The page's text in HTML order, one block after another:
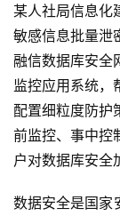
某人社局信息化
敏感信息批量泄
融信数据库安全
监控应用系统，
配置细粒度防护
前监控、事中控
户对数据库安全
数据安全是国家